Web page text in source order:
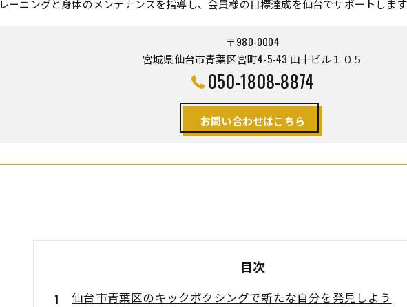
レーニングと身体のメンテナンスを指導し、会員様の目標達成を仙台でサポートしま
〒980-0004
宮城県仙台市青葉区宮町4-5-43 山十ビル１０５
050-1808-8874
お問い合わせはこちら
目次
仙台市青葉区のキックボクシングで新たな自分を発見しよう